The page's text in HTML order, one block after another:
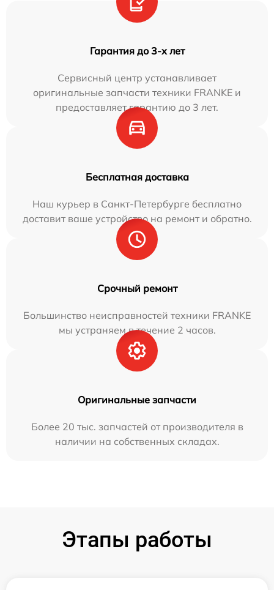
Гарантия до 3-х лет
Сервисный центр устанавливает
оригинальные запчасти техники FRANKE и
предоставляет гарантию до 3 лет.
Бесплатная доставка
Наш курьер в Санкт-Петербурге бесплатно
доставит ваше устройство на ремонт и обратно.
Срочный ремонт
Большинство неисправностей техники FRANKE
мы устраняем в течение 2 часов.
Оригинальные запчасти
Более 20 тыс. запчастей от производителя в
наличии на собственных складах.
Этапы работы